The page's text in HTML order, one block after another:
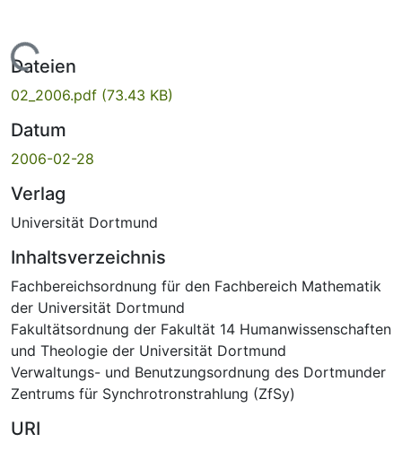
Lade...
Dateien
02_2006.pdf (73.43 KB)
Datum
2006-02-28
Verlag
Universität Dortmund
Inhaltsverzeichnis
Fachbereichsordnung für den Fachbereich Mathematik
der Universität Dortmund
Fakultätsordnung der Fakultät 14 Humanwissenschaften
und Theologie der Universität Dortmund
Verwaltungs- und Benutzungsordnung des Dortmunder
Zentrums für Synchrotronstrahlung (ZfSy)
URI